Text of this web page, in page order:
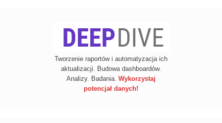
Tworzenie raportów i automatyzacja ich
aktualizacji. Budowa dashboardów.
Analizy. Badania. Wykorzystaj
potencjał danych!